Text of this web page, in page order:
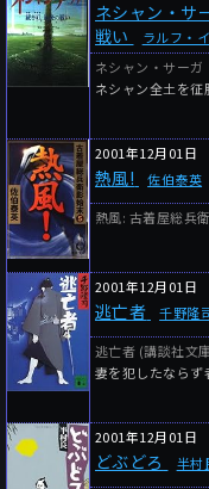
ネシャン・サ
戦い
ラルフ・
ネシャン・サー
ネシャン全土を征
2001年12月01日
熱風! 佐伯泰英
熱風: 古着屋総兵
2001年12月01日
逃亡者 千野隆
逃亡者 (講談社文
妻を犯したならず
2001年12月01日
どぶどろ 半村